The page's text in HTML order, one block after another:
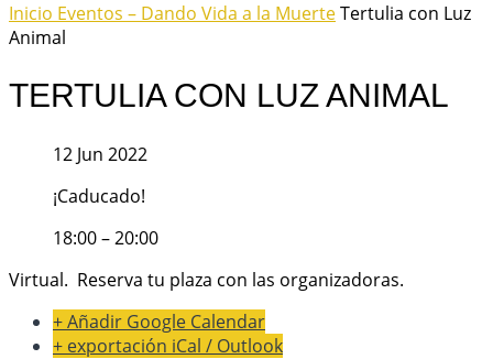
Inicio Eventos – Dando Vida a la MuerteTertulia con Luz
Animal
TERTULIA CON LUZ ANIMAL
12 Jun 2022
¡Caducado!
18:00 – 20:00
Virtual. Reserva tu plaza con las organizadoras.
+ Añadir Google Calendar
+ exportación iCal / Outlook